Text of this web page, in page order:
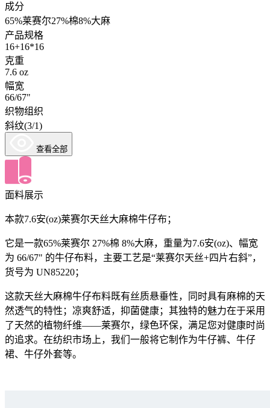
成分
65%莱赛尔27%棉8%大麻
产品规格
16+16*16
克重
7.6 oz
幅宽
66/67"
织物组织
斜纹(3/1)
查看全部
面料展示
本款7.6安(oz)莱赛尔天丝大麻棉牛仔布；
它是一款65%莱赛尔 27%棉 8%大麻，重量为7.6安(oz)、幅宽
为 66/67" 的牛仔布料，主要工艺是“莱赛尔天丝+四片右斜”，
货号为 UN85220；
这款天丝大麻棉牛仔布料既有丝质悬垂性，同时具有麻棉的天
然透气的特性；凉爽舒适，抑菌健康；其独特的魅力在于采用
了天然的植物纤维——莱赛尔，绿色环保，满足您对健康时尚
的追求。在纺织市场上，我们一般将它制作为牛仔裤、牛仔
裙、牛仔外套等。